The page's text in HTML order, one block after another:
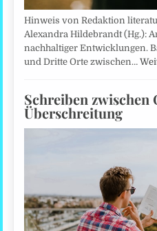
Hinweis von Redaktion
Alexandra Hildebrandt (Hg.):
nachhaltiger Entwicklungen.
und Dritte Orte zwischen…
Schreiben zwischen
Überschreitung